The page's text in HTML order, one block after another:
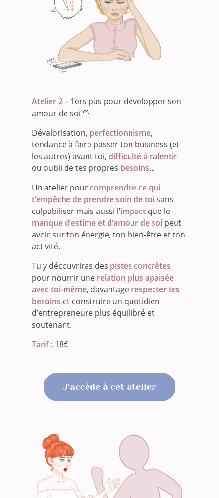
Atelier 2– 1ers pas pour développer son
amour de soi 🤍
Dévalorisation, perfectionnisme,
tendance à faire passer ton business (et
les autres) avant toi, difficulté à ralentir
ou oubli de tes propres besoins…
Un atelier pourcomprendre ce qui
t’empêche de prendre soin de toi sans
culpabiliser mais aussi l’impact que le
manque d’estime et d’amour de soi peut
avoir sur ton énergie, ton bien-être et ton
activité.
Tu y découvriras des pistes concrètes
pour nourrir une relation plus apaisée
avec toi-même, davantage respecter tes
besoins et construire un quotidien
d’entrepreneure plus équilibré et
soutenant.
Tarif: 18€
J'accède à cet atelier